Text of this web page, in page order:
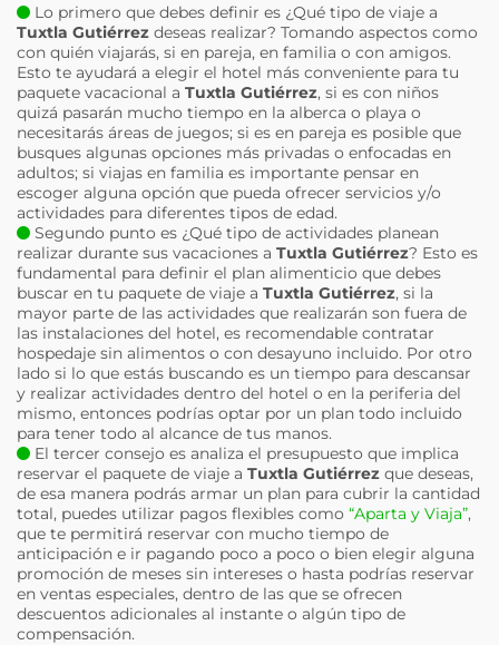
Lo primero que debes definir es ¿Qué tipo de viaje a
Tuxtla Gutiérrez deseas realizar? Tomando aspectos como
con quién viajarás, si en pareja, en familia o con amigos.
Esto te ayudará a elegir el hotel más conveniente para tu
paquete vacacional a Tuxtla Gutiérrez, si es con niños
quizá pasarán mucho tiempo en la alberca o playa o
necesitarás áreas de juegos; si es en pareja es posible que
busques algunas opciones más privadas o enfocadas en
adultos; si viajas en familia es importante pensar en
escoger alguna opción que pueda ofrecer servicios y/o
actividades para diferentes tipos de edad.
Segundo punto es ¿Qué tipo de actividades planean
realizar durante sus vacaciones a Tuxtla Gutiérrez? Esto es
fundamental para definir el plan alimenticio que debes
buscar en tu paquete de viaje a Tuxtla Gutiérrez, si la
mayor parte de las actividades que realizarán son fuera de
las instalaciones del hotel, es recomendable contratar
hospedaje sin alimentos o con desayuno incluido. Por otro
lado si lo que estás buscando es un tiempo para descansar
y realizar actividades dentro del hotel o en la periferia del
mismo, entonces podrías optar por un plan todo incluido
para tener todo al alcance de tus manos.
El tercer consejo es analiza el presupuesto que implica
reservar el paquete de viaje a Tuxtla Gutiérrez que deseas,
de esa manera podrás armar un plan para cubrir la cantidad
total, puedes utilizar pagos flexibles como “Aparta y Viaja”,
que te permitirá reservar con mucho tiempo de
anticipación e ir pagando poco a poco o bien elegir alguna
promoción de meses sin intereses o hasta podrías reservar
en ventas especiales, dentro de las que se ofrecen
descuentos adicionales al instante o algún tipo de
compensación.